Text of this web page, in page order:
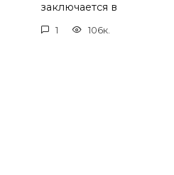
заключается в
1 106к.